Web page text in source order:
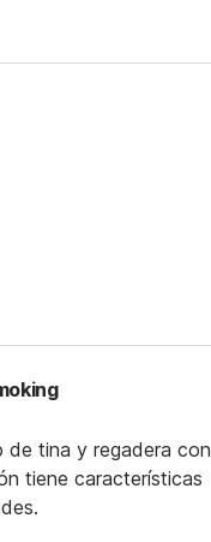
tina y regadera con
tiene características